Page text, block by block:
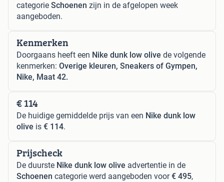
categorie Schoenen zijn in de afgelopen week
aangeboden.
Kenmerken
Doorgaans heeft een Nike dunk low olive de volgende
kenmerken: Overige kleuren, Sneakers of Gympen,
Nike, Maat 42.
€ 114
De huidige gemiddelde prijs van een Nike dunk low
olive is € 114.
Prijscheck
De duurste Nike dunk low olive advertentie in de
Schoenen categorie werd aangeboden voor€ 495,